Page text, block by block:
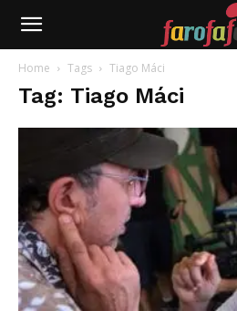
Farofafá
Home Tags Tiago Máci
Tag: Tiago Máci